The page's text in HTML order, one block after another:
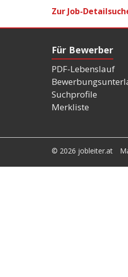
Zur Job-
Für Bewerber
PDF-Lebenslauf
Suchprofile
Merkliste
© 2026 jobleiter.at